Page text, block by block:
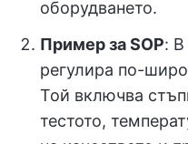
оборудването.
Пример за SOP: В
регулира по-
Той включва
тестото,